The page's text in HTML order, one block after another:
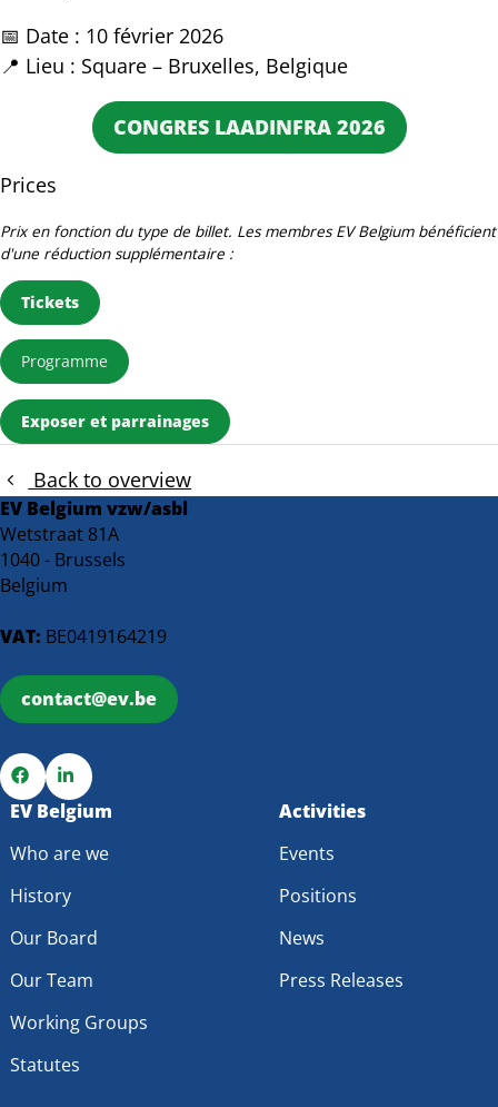
📅 Date : 10 février 2026
📍 Lieu : Square – Bruxelles, Belgique
CONGRES LAADINFRA 2026
Prices
Prix en fonction du type de billet. Les membres EV Belgium bénéficient
d'une réduction supplémentaire :
Tickets
Programme
Exposer et parrainages
Back to overview
EV Belgium vzw/asbl
Wetstraat 81A
1040 - Brussels
Belgium
VAT: BE0419164219
contact@ev.be
Go
Facebook
Go
LinkedIn
EV Belgium
Who are we
History
Our Board
Our Team
Working Groups
Statutes
Activities
Events
Positions
News
Press Releases